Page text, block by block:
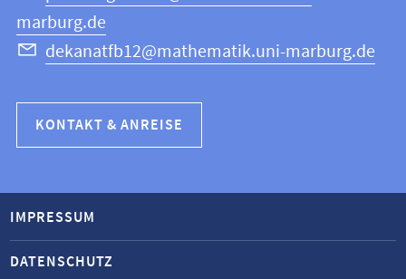
marburg.de
dekanatfb12@mathematik.uni-marburg.de
KONTAKT & ANREISE
IMPRESSUM
DATENSCHUTZ